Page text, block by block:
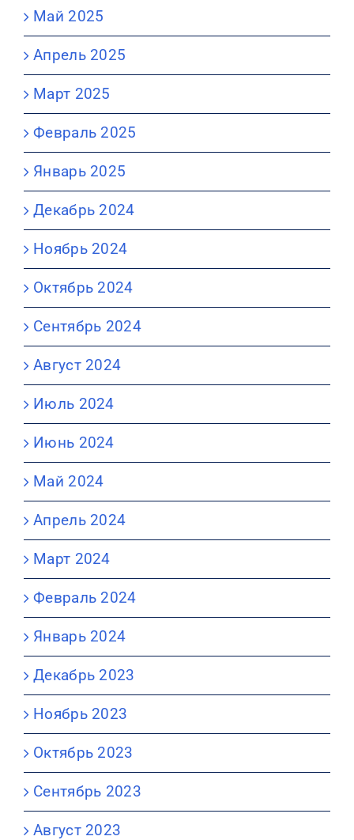
Май 2025
Апрель 2025
Март 2025
Февраль 2025
Январь 2025
Декабрь 2024
Ноябрь 2024
Октябрь 2024
Сентябрь 2024
Август 2024
Июль 2024
Июнь 2024
Май 2024
Апрель 2024
Март 2024
Февраль 2024
Январь 2024
Декабрь 2023
Ноябрь 2023
Октябрь 2023
Сентябрь 2023
Август 2023